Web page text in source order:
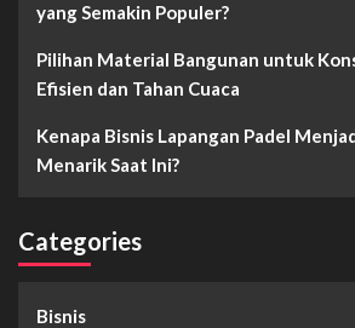
yang Semakin Populer?
Pilihan Material Bangunan untuk
Efisien dan Tahan Cuaca
Kenapa Bisnis Lapangan Padel
Menarik Saat Ini?
Categories
Bisnis